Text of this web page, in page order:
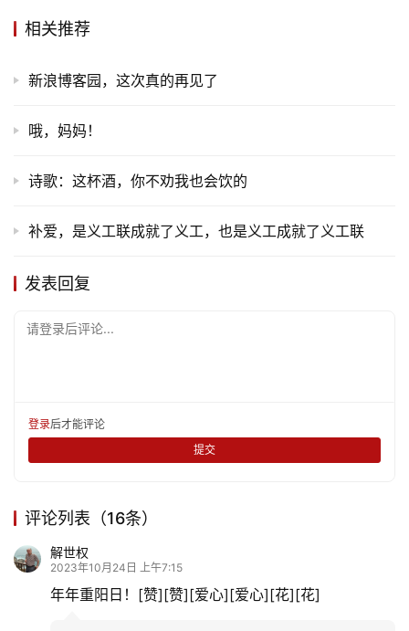
化
生
感
娱
乐
登录 注册
相关推荐
新浪博客园，这次真的再见了
哦，妈妈！
诗歌：这杯酒，你不劝我也会饮的
补爱，是义工联成就了义工，也是义工成就了义工联
发表回复
请登录后评论...
登录后才能评论
提交
评论列表（16条）
解世权
2023年10月24日 上午7:15
年年重阳日！[赞][赞][爱心][爱心][花][花]